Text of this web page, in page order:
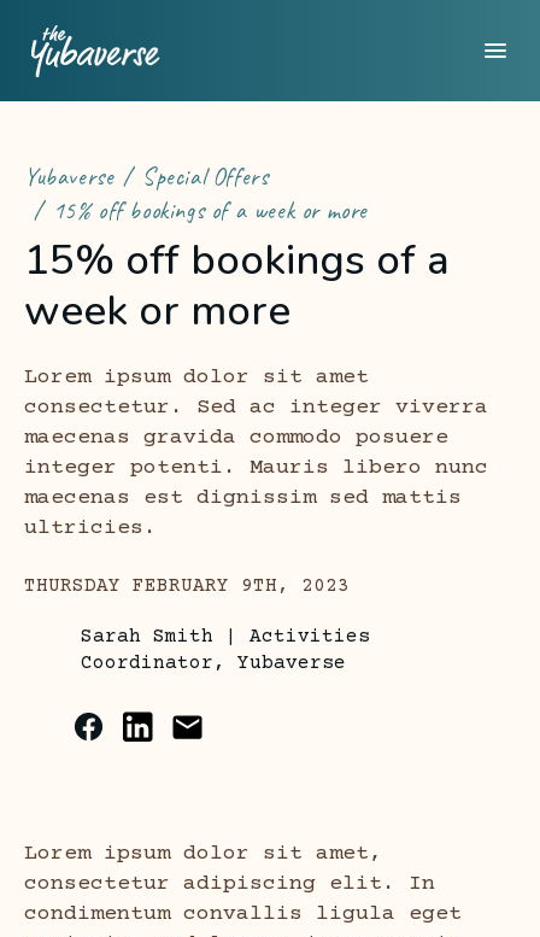
Yubaverse
Special Offers
15% off bookings of a week or more
15% off bookings of a
week or more
Lorem ipsum dolor sit amet
consectetur. Sed ac integer viverra
maecenas gravida commodo posuere
integer potenti. Mauris libero nunc
maecenas est dignissim sed mattis
ultricies.
THURSDAY FEBRUARY 9TH, 2023
Sarah Smith
Activities
Coordinator, Yubaverse
Lorem ipsum dolor sit amet,
consectetur adipiscing elit. In
condimentum convallis ligula eget